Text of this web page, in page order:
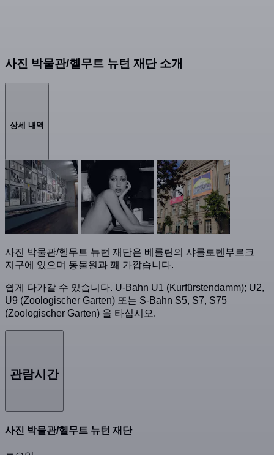
사진 박물관/헬무트 뉴턴 재단 소개
상세 내역
사진 박물관/헬무트 뉴턴 재단은 베를린의 샤를로텐부르크
지구에 있으며 동물원과 꽤 가깝습니다.
쉽게 다가갈 수 있습니다. U-Bahn U1 (Kurfürstendamm); U2,
U9 (Zoologischer Garten) 또는 S-Bahn S5, S7, S75
(Zoologischer Garten) 을 타십시오.
관람시간
사진 박물관/헬무트 뉴턴 재단